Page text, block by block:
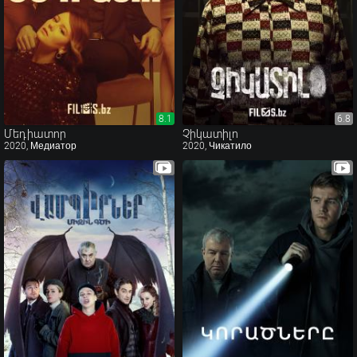
8.1
Մեդիատոր
2020, Медиатор
6.8
6.8
Չիկատիլո
2020, Чикатило